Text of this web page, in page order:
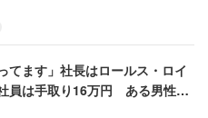
てます」社長はロールス・ロイ
員は手取り16万円 ある男性の